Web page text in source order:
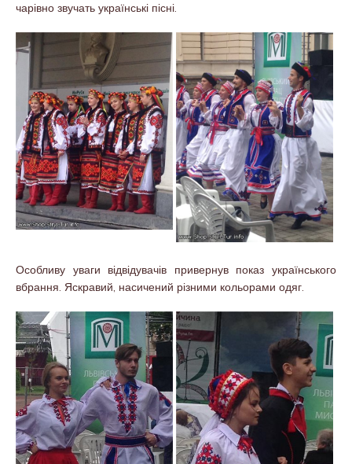
чарівно звучать українські пісні.
Особливу уваги відвідувачів привернув показ українського
вбрання. Яскравий, насичений різними кольорами одяг.